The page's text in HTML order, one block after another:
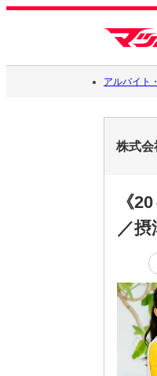
アルバイト
株式会
《
／